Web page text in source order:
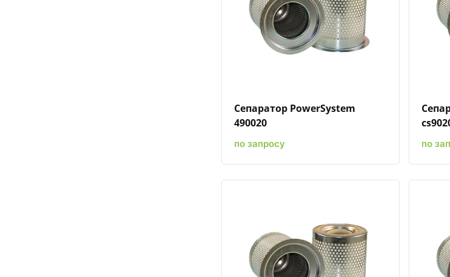
Быстрый просмотрДобавить к сравнению
Добавить в избранное
Сепаратор PowerSystem
490020
по запросу по